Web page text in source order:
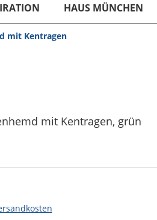
HAUS MÜNCHEN
mit Kentragen
mit Kentragen, grün